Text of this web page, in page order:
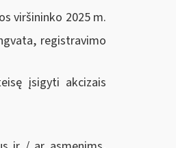
viršininko 2025 m.
registravimo
įsigyti akcizais